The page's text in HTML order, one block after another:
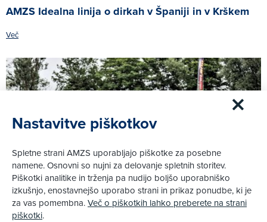
AMZS Idealna linija o dirkah v Španiji in v Krškem
Več
Nastavitve piškotkov
Spletne strani AMZS uporabljajo piškotke za posebne
namene. Osnovni so nujni za delovanje spletnih storitev.
Piškotki analitike in trženja pa nudijo boljšo uporabniško
izkušnjo, enostavnejšo uporabo strani in prikaz ponudbe, ki je
za vas pomembna.Več o piškotkih lahko preberete na strani
piškotki.